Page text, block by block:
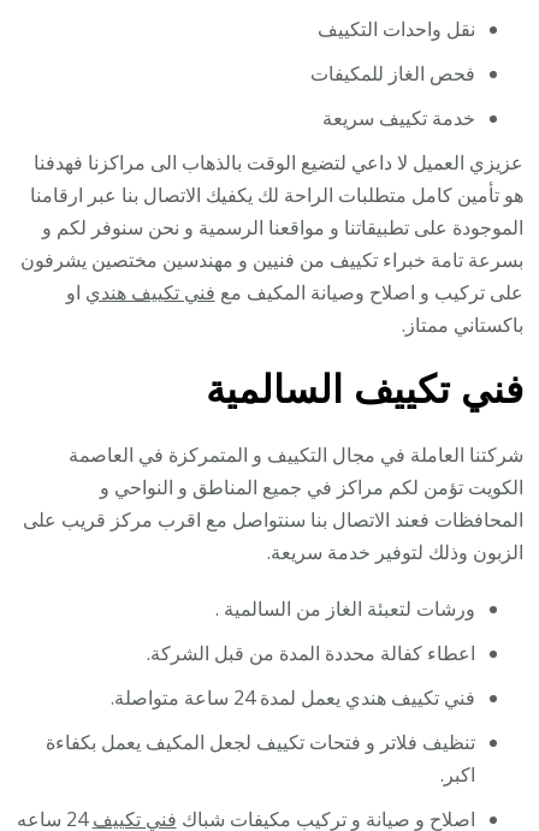
نقل واحدات التكييف
فحص الغاز للمكيفات
خدمة تكييف سريعة
عزيزي العميل لا داعي لتضيع الوقت بالذهاب الى مراكزنا فهدفنا
هو تأمين كامل متطلبات الراحة لك يكفيك الاتصال بنا عبر ارقامنا
الموجودة على تطبيقاتنا و مواقعنا الرسمية و نحن سنوفر لكم و
بسرعة تامة خبراء تكييف من فنيين و مهندسين مختصين يشرفون
على تركيب و اصلاح وصيانة المكيف مع فني تكييف هندي او
باكستاني ممتاز.
فني تكييف السالمية
شركتنا العاملة في مجال التكييف و المتمركزة في العاصمة
الكويت تؤمن لكم مراكز في جميع المناطق و النواحي و
المحافظات فعند الاتصال بنا سنتواصل مع اقرب مركز قريب على
الزبون وذلك لتوفير خدمة سريعة.
ورشات لتعبئة الغاز من السالمية .
اعطاء كفالة محددة المدة من قبل الشركة.
فني تكييف هندي يعمل لمدة 24 ساعة متواصلة.
تنظيف فلاتر و فتحات تكييف لجعل المكيف يعمل بكفاءة
اكبر.
اصلاح و صيانة و تركيب مكيفات شباك فني تكييف
24 ساعه